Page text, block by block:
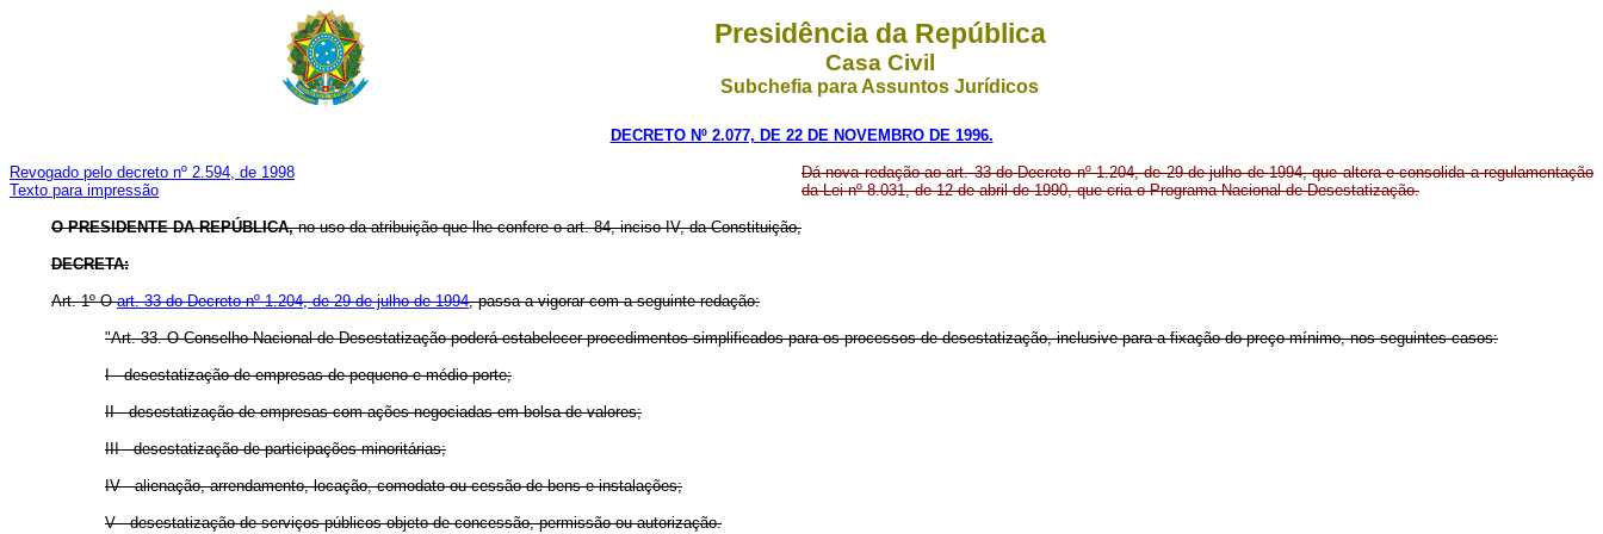
Presidência da República
Casa Civil
Subchefia para Assuntos Jurídicos
DECRETO Nº 2.077, DE 22 DE NOVEMBRO DE 1996.
Revogado pelo decreto nº 2.594, de 1998
Texto para impressão
Dá nova redação ao art. 33 do Decreto nº 1.204, de 29 de julho de 1994, que altera e consolida a regulamentação
da Lei nº 8.031, de 12 de abril de 1990, que cria o Programa Nacional de Desestatização.
O PRESIDENTE DA REPÚBLICA,no uso da atribuição que lhe confere o art. 84, inciso IV, da Constituição,
DECRETA:
Art.1º Oart. 33 do Decreto nº 1.204, de 29 de julho de 1994, passa a vigorar com a seguinte redação:
"Art. 33. O Conselho Nacional de Desestatização poderá estabelecer procedimentos simplificados para os processos de desestatização, inclusive para a fixação do preço mínimo, nos seguintes casos:
I - desestatização de empresas de pequeno e médio porte;
II - desestatização de empresas com ações negociadas em bolsa de valores;
III - desestatização de participações minoritárias;
IV - alienação, arrendamento, locação, comodato ou cessão de bens e instalações;
V - desestatização de serviços públicos objeto de concessão, permissão ou autorização.